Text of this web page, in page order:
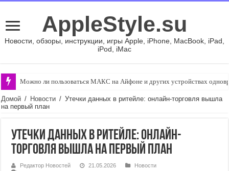
AppleStyle.su
Новости, обзоры, инструкции, игры Apple, iPhone, MacBook, iPad,
iPod, iMac
Можно ли пользоваться МАКС на Айфоне и других устройствах
Домой / Новости / Утечки данных в ритейле: онлайн-торговля вышла
на первый план
Утечки данных в ритейле: онлайн-
торговля вышла на первый план
Редактор Новостей 21.05.2026
Новости